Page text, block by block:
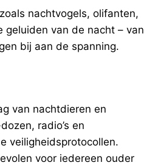
nachtvogels, olifanten,
geluiden van de nacht – van
bij aan de spanning.
van nachtdieren en
radio’s en
veiligheidsprotocollen.
voor iedereen ouder